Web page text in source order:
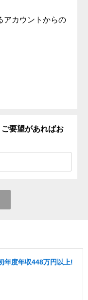
アカウントからの
要望があればお
年度年収448万円以上!